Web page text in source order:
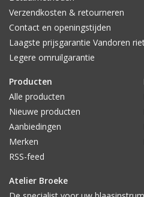
Verzendkosten & retourneren
Contact en openingstijden
Laagste prijsgarantie Vandoren
Legere omruilgarantie
Producten
Alle producten
Nieuwe producten
Aanbiedingen
Merken
RSS-feed
Atelier Broeke